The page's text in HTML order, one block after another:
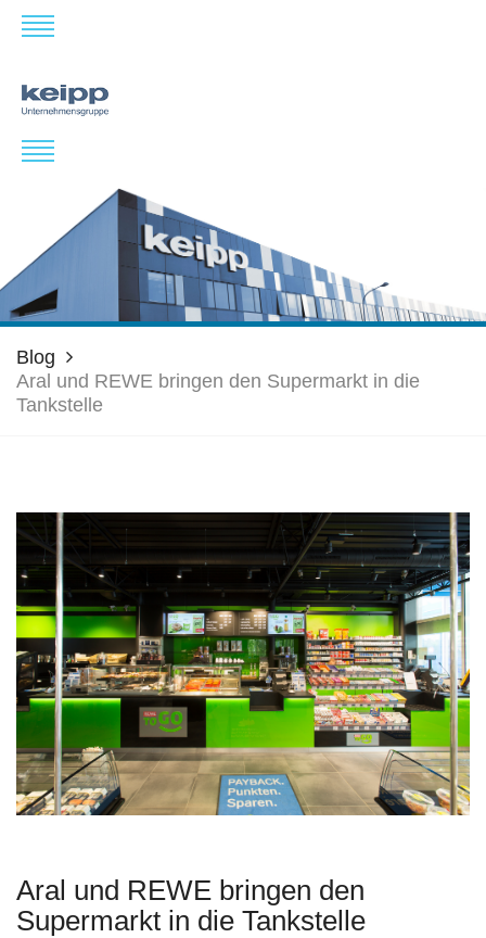
Blog
Aral und REWE bringen den Supermarkt in die
Tankstelle
Aral und REWE bringen den
Supermarkt in die Tankstelle